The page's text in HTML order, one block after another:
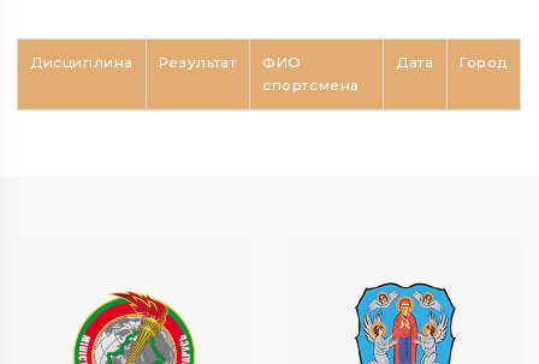
Дисциплина Результат
ФИО
спортсмена
Дата Город